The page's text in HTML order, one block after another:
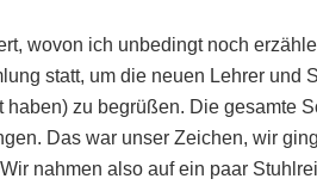
wovon ich unbedingt noch
statt, um die neuen Lehrer und
zu begrüßen. Die gesamte
Das war unser Zeichen, wir
nahmen also auf ein paar